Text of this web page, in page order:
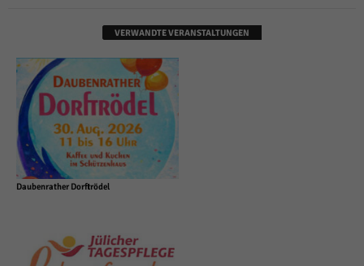
VERWANDTE VERANSTALTUNGEN
Daubenrather Dorftrödel